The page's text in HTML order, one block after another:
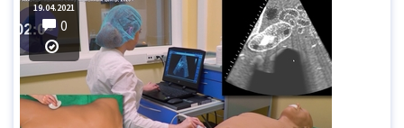
19.04.2021
0